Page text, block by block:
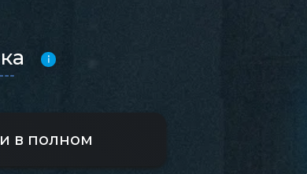
в полном